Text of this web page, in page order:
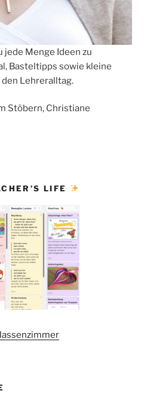
jede Menge Ideen zu
Basteltipps sowie kleine
Lehreralltag.
Stöbern, Christiane
LIFE